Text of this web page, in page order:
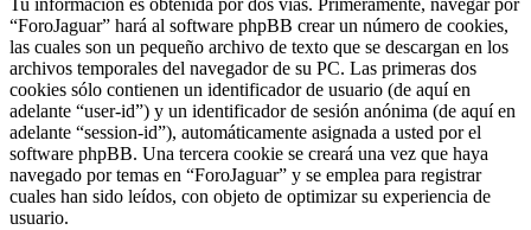
Tu información es obtenida por dos vías. Primeramente, navegar por
“ForoJaguar” hará al software phpBB crear un número de cookies,
las cuales son un pequeño archivo de texto que se descargan en los
archivos temporales del navegador de su PC. Las primeras dos
cookies sólo contienen un identificador de usuario (de aquí en
adelante “user-id”) y un identificador de sesión anónima (de aquí en
adelante “session-id”), automáticamente asignada a usted por el
software phpBB. Una tercera cookie se creará una vez que haya
navegado por temas en “ForoJaguar” y se emplea para registrar
cuales han sido leídos, con objeto de optimizar su experiencia de
usuario.